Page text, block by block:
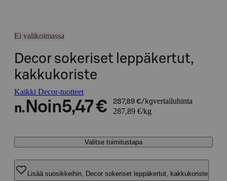
Ei valikoimassa
Decor sokeriset leppäkertut,
kakkukoriste
Kaikki Decor-tuotteet
n. Noin5,47 € 287,89 €/kgvertailuhinta
287,89 €/kg
Valitse toimitustapa
Lisää suosikkeihin, Decor sokeriset leppäkertut, kakkukoriste